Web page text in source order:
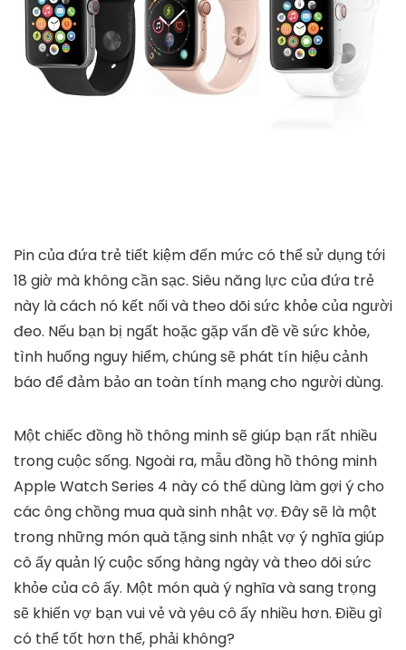
Pin của đứa trẻ tiết kiệm đến mức có thể sử dụng tới
18 giờ mà không cần sạc. Siêu năng lực của đứa trẻ
này là cách nó kết nối và theo dõi sức khỏe của người
đeo. Nếu bạn bị ngất hoặc gặp vấn đề về sức khỏe,
tình huống nguy hiểm, chúng sẽ phát tín hiệu cảnh
báo để đảm bảo an toàn tính mạng cho người dùng.
Một chiếc đồng hồ thông minh sẽ giúp bạn rất nhiều
trong cuộc sống. Ngoài ra, mẫu đồng hồ thông minh
Apple Watch Series 4 này có thể dùng làm gợi ý cho
các ông chồng mua quà sinh nhật vợ. Đây sẽ là một
trong những món quà tặng sinh nhật vợ ý nghĩa giúp
cô ấy quản lý cuộc sống hàng ngày và theo dõi sức
khỏe của cô ấy. Một món quà ý nghĩa và sang trọng
sẽ khiến vợ bạn vui vẻ và yêu cô ấy nhiều hơn. Điều gì
có thể tốt hơn thế, phải không?